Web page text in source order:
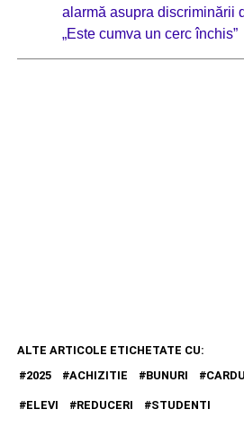
alarmă asupra discriminării
„Este cumva un cerc închis”
ALTE ARTICOLE ETICHETATE CU:
2025
ACHIZITIE BUNURI
ELEVI REDUCERI STUDENTI